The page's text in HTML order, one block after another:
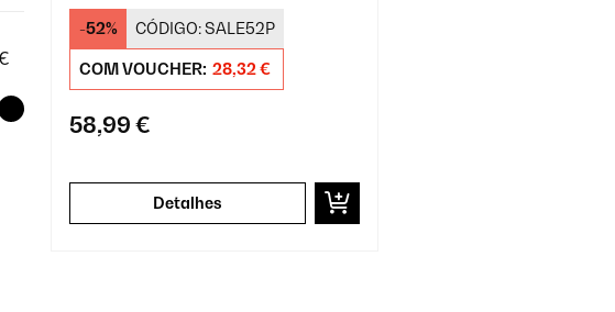
-52% CÓDIGO:SALE52P
COM VOUCHER: 28,32 €
58,99 €
Detalhes